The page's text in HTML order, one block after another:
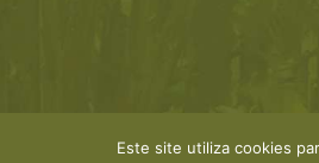
Este site utiliza cookies